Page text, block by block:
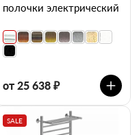
полочки электрический
от 25 638 ₽
SALE